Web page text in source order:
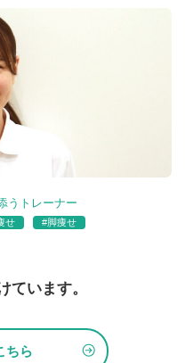
うトレーナー
せ #脚痩せ
ています。
ちら